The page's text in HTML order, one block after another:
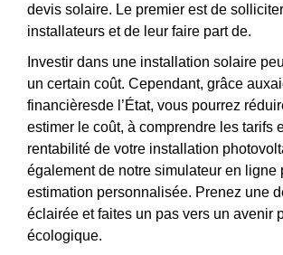
devis solaire. Le premier est de
installateurs et de leur faire part de.
Investir dans une installation solaire
un certain coût. Cependant, grâce
financièresde l’État, vous pourrez
estimer le coût, à comprendre les tarifs
rentabilité de votre installation
également de notre simulateur en ligne
estimation personnalisée. Prenez une
éclairée et faites un pas vers un avenir
écologique.